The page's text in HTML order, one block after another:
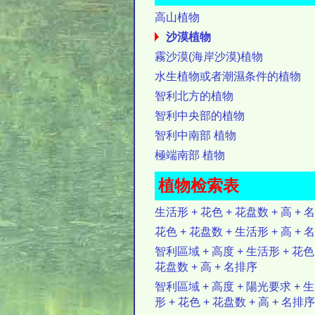
高山植物
沙漠植物
霧沙漠(海岸沙漠)植物
水生植物或者潮濕条件的植物
智利北方的植物
智利中央部的植物
智利中南部 植物
極端南部 植物
植物检索表
生活形 + 花色 + 花盘数 + 高 + 名
花色 + 花盘数 + 生活形 + 高 + 名
智利區域 + 高度 + 生活形 + 花
花盘数 + 高 + 名排序
智利區域 + 高度 + 陽光要求 +
形 + 花色 + 花盘数 + 高 + 名排序